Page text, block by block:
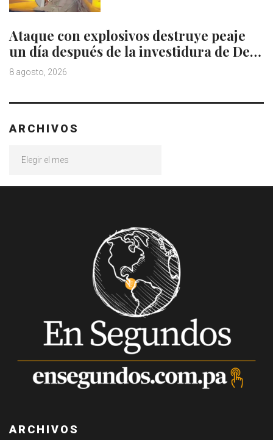
Ataque con explosivos destruye peaje
un día después de la investidura de De…
8 agosto, 2026
ARCHIVOS
ARCHIVOS